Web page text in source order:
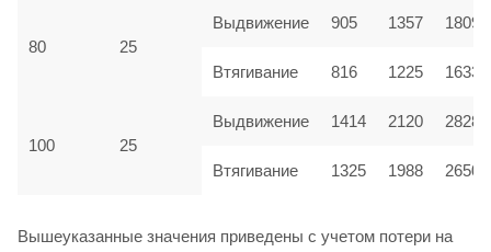
80 25
Выдвижение 905 1357 1809
Втягивание 816 1225 1633
100 25
Выдвижение 1414 2120 2828
Втягивание 1325 1988 2650
Вышеуказанные значения приведены с учетом потери на